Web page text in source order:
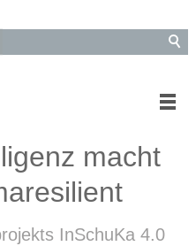
macht
InSchuKa 4.0